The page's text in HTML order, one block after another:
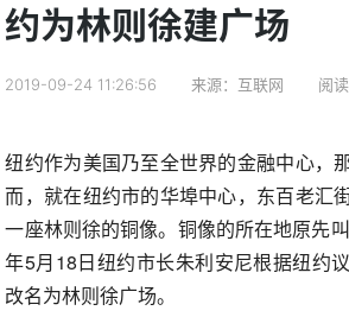
约为林则徐建广场
2019-09-24 11:26:56 来源：互联网 阅
纽约作为美国乃至全世界的金融中心，
而，就在纽约市的华埠中心，东百老汇
一座林则徐的铜像。铜像的所在地原先
年5月18日纽约市长朱利安尼根据纽约
改名为林则徐广场。